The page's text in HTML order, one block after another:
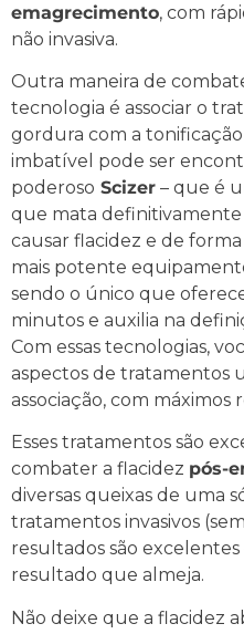
emagrecimento, com
não invasiva.
Outra maneira de
tecnologia é associar o
gordura com a
imbatível pode ser
poderoso Scizer – que é
que mata definitivamente
causar flacidez e de
mais potente
sendo o único que
minutos e auxilia na
Com essas tecnologias,
aspectos de tratamentos
associação, com máximos
Esses tratamentos são
combater a flacidez pós-
diversas queixas de uma
tratamentos invasivos
resultados são
resultado que almeja.
Não deixe que a flacidez